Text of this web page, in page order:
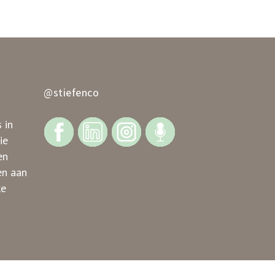
in
aan
@stiefenco